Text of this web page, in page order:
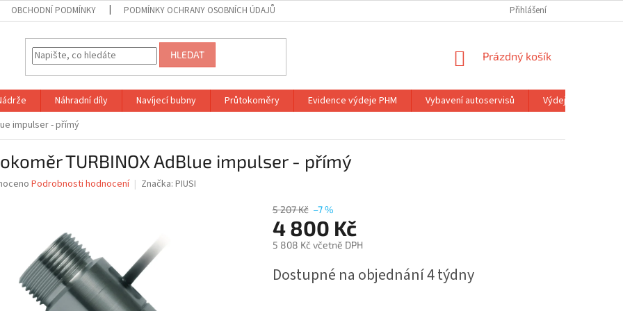
OBCHODNÍ PODMÍNKY PODMÍNKY OCHRANY OSOBNÍCH ÚDAJŮ Přihlášení
HLEDAT
NÁKUPNÍ
Prázdný košík
Náhradní díly Navíjecí bubny Průtokoměry Evidence výdeje PHM Vybavení autoservisů
Výdejní stojany
impulser - přímý
TURBINOX AdBlue impulser - přímý
Podrobnosti hodnocení Značka: PIUSI
5 207 Kč –7 %
4 800 Kč
5 808 Kč včetně DPH
cena:
Dostupné na objednání 4 týdny